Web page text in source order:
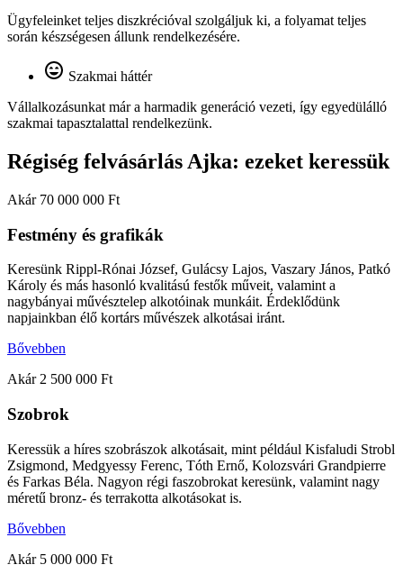
Ügyfeleinket teljes diszkrécióval szolgáljuk ki, a folyamat teljes
során készségesen állunk rendelkezésére.
Szakmai háttér
Vállalkozásunkat már a harmadik generáció vezeti, így egyedülálló
szakmai tapasztalattal rendelkezünk.
Régiség felvásárlás Ajka: ezeket keressük
Akár 70 000 000 Ft
Festmény és grafikák
Keresünk Rippl-Rónai József, Gulácsy Lajos, Vaszary János, Patkó
Károly és más hasonló kvalitású festők műveit, valamint a
nagybányai művésztelep alkotóinak munkáit. Érdeklődünk
napjainkban élő kortárs művészek alkotásai iránt.​
Bővebben
Akár 2 500 000 Ft
Szobrok​
Keressük a híres szobrászok alkotásait, mint például Kisfaludi Strobl
Zsigmond, Medgyessy Ferenc, Tóth Ernő, Kolozsvári Grandpierre
és Farkas Béla. Nagyon régi faszobrokat keresünk, valamint nagy
méretű bronz- és terrakotta alkotásokat is.
Bővebben
Akár 5 000 000 Ft